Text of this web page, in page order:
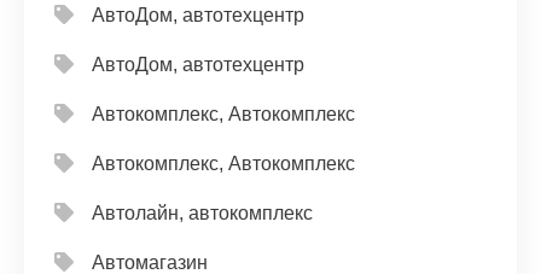
АвтоДом, автотехцентр
АвтоДом, автотехцентр
Автокомплекс, Автокомплекс
Автокомплекс, Автокомплекс
Автолайн, автокомплекс
Автомагазин